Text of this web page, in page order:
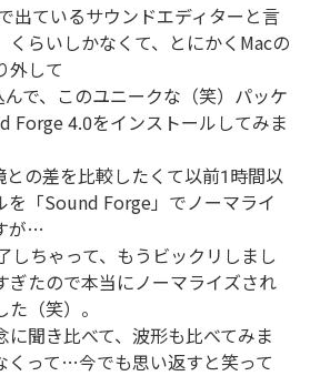
出ているサウンドエディターと言
らいしかなくて、とにかくMacの
外して
で、このユニークな（笑）パッケ
Forge 4.0をインストールしてみま
との差を比較したくて以前1時間以
を「Sound Forge」でノーマライ
が…
しちゃって、もうビックリしまし
ぎたので本当にノーマライズされ
（笑）。
聞き比べて、波形も比べてみま
くって…今でも思い返すと笑って